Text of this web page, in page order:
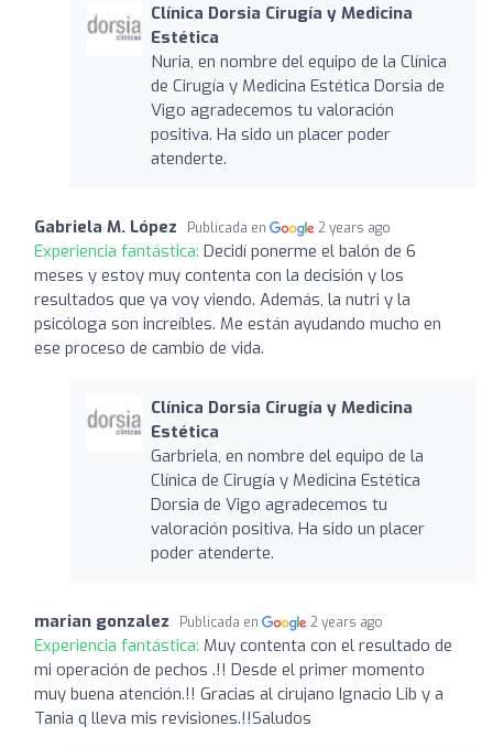
Clínica Dorsia Cirugía y Medicina
Estética
Nuria, en nombre del equipo de la Clínica
de Cirugía y Medicina Estética Dorsia de
Vigo agradecemos tu valoración
positiva. Ha sido un placer poder
atenderte.
Gabriela M. López Publicada en 2 years ago
Experiencia fantástica: Decidí ponerme el balón de 6
meses y estoy muy contenta con la decisión y los
resultados que ya voy viendo. Además, la nutri y la
psicóloga son increíbles. Me están ayudando mucho en
ese proceso de cambio de vida.
Clínica Dorsia Cirugía y Medicina
Estética
Garbriela, en nombre del equipo de la
Clínica de Cirugía y Medicina Estética
Dorsia de Vigo agradecemos tu
valoración positiva. Ha sido un placer
poder atenderte.
marian gonzalez Publicada en 2 years ago
Experiencia fantástica: Muy contenta con el resultado de
mi operación de pechos .!! Desde el primer momento
muy buena atención.!! Gracias al cirujano Ignacio Lib y a
Tania q lleva mis revisiones.!!Saludos